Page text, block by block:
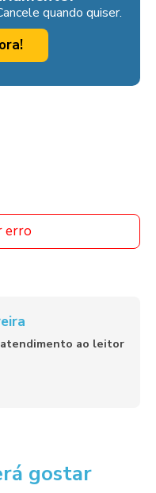
quando quiser.
erro
atendimento ao leitor
gostar